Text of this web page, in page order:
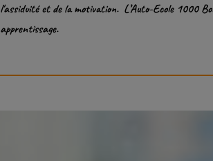
l'assiduité et de la motivation. L’Auto-Ecole 1000
apprentissage.